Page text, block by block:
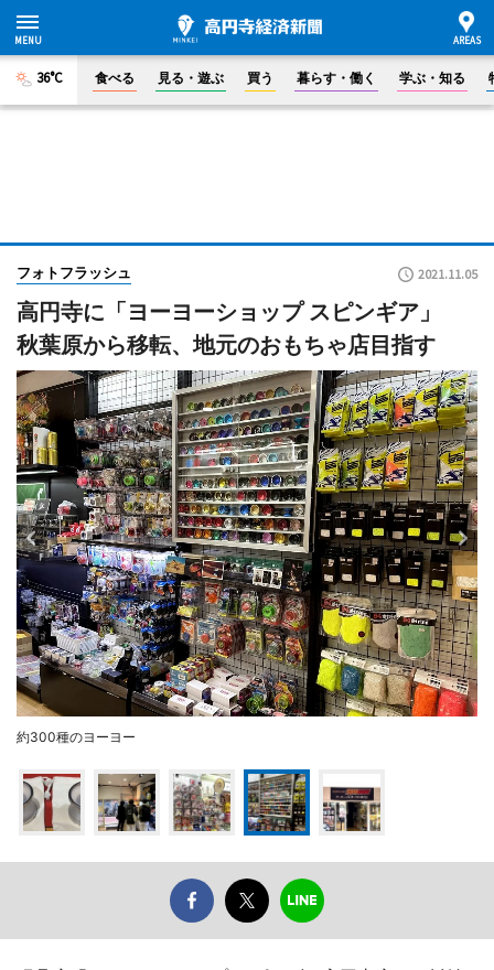
36°C 食べる 見る・遊ぶ 買う 暮らす・働く 学ぶ・知る
フォトフラッシュ 2021.11.05
高円寺に「ヨーヨーショップ スピンギア」
秋葉原から移転、地元のおもちゃ店目指す
約300種のヨーヨー